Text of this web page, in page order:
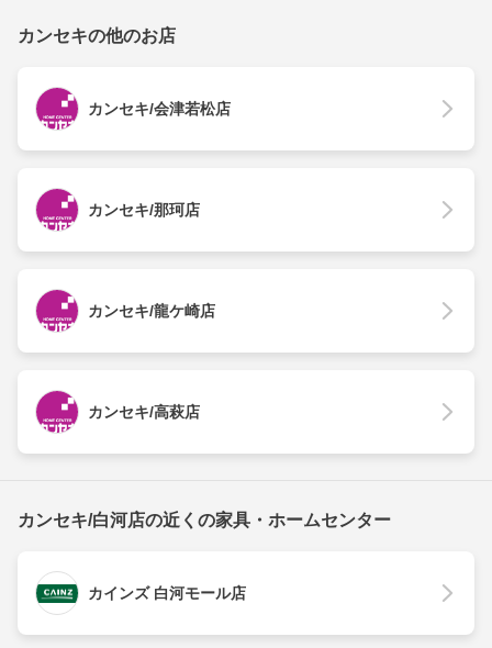
カンセキの他のお店
カンセキ/会津若松店
カンセキ/那珂店
カンセキ/龍ケ崎店
カンセキ/高萩店
カンセキ/白河店の近くの家具・ホームセンター
カインズ 白河モール店